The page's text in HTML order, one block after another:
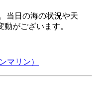
当日の海の状況や天
がございます。
マリン）